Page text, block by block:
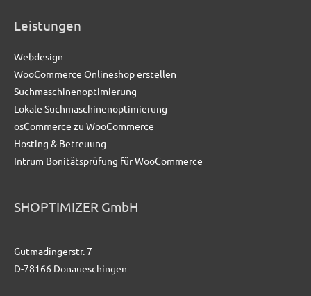
Leistungen
Webdesign
WooCommerce Onlineshop erstellen
Suchmaschinenoptimierung
Lokale Suchmaschinenoptimierung
osCommerce zu WooCommerce
Hosting & Betreuung
Intrum Bonitätsprüfung für WooCommerce
SHOPTIMIZER GmbH
Gutmadingerstr. 7
D-78166 Donaueschingen